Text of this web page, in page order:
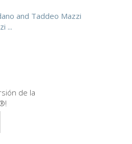
and Taddeo Mazzi
...
de la